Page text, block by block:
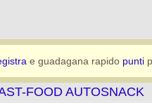
e guadagana rapido punti
FOOD AUTOSNACK